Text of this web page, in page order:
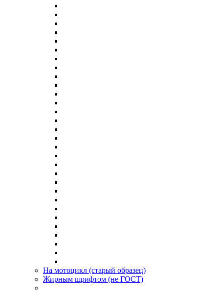
На мотоцикл (старый образец)
Жирным шрифтом (не ГОСТ)